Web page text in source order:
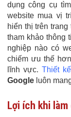
dụng công cụ
website mua vị
hiển thị trên
tham khảo thông
nghiệp nào có
chiếm ưu thế
lĩnh vực. Thiết
Google luôn
Lợi ích khi làm